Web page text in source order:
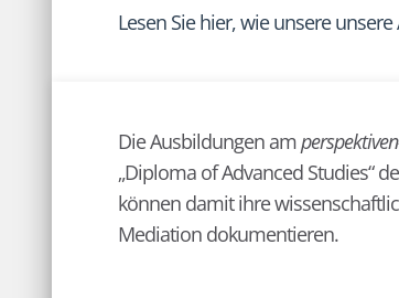
Lesen Sie hier, wie unsere
Die Ausbildungen am
„Diploma of Advanced Studies“
können damit ihre
Mediation dokumentieren.